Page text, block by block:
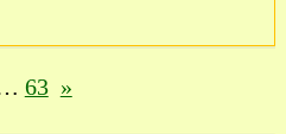
63 »